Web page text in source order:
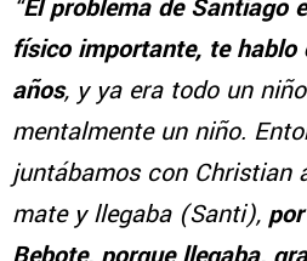
“El problema de Santiago
físico importante, te hablo
años, y ya era todo un
mentalmente un niño.